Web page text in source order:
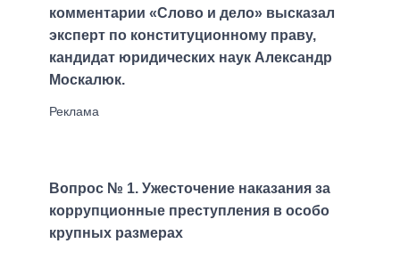
комментарии «Слово и дело» высказал
эксперт по конституционному праву,
кандидат юридических наук Александр
Москалюк.
Вопрос № 1. Ужесточение наказания за
коррупционные преступления в особо
крупных размерах